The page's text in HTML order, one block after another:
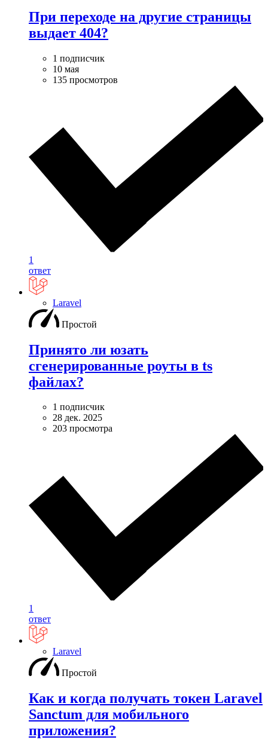
При переходе на другие страницы
выдает 404?
1 подписчик
10 мая
135 просмотров
1
ответ
Laravel
Простой
Принято ли юзать
сгенерированные роуты в ts
файлах?
1 подписчик
28 дек. 2025
203 просмотра
1
ответ
Laravel
Простой
Как и когда получать токен Laravel
Sanctum для мобильного
приложения?